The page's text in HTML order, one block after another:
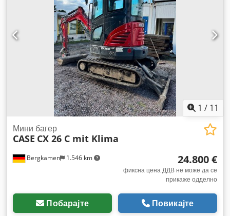
1 / 11
Bergkamen 1.546 km
Мини багер
CASE CX 26 C mit Klima
24.800 €
фиксна цена ДДВ не може да се
прикаже одделно
Побарајте Повикајте